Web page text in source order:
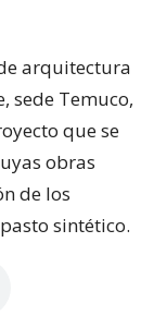
arquitectura
sede Temuco,
que se
obras
de los
sintético.